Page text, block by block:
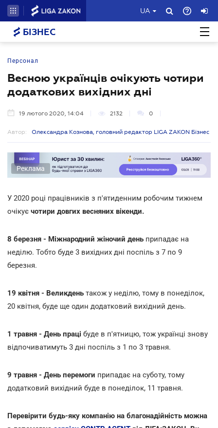
UA
БІЗНЕС
Персонал
Весною українців очікують чотири
додаткових вихідних дні
19 лютого 2020, 14:04 2132 0
Автор: Олександра Кознова, головний редактор LIGA ZAKON Бізнес
Реклама
У 2020 році працівників з п'ятиденним робочим тижнем
очікує чотири довгих весняних вікенди.
8 березня - Міжнародний жіночий день припадає на
неділю. Тобто буде 3 вихідних дні поспіль з 7 по 9
березня.
19 квітня - Великдень також у неділю, тому в понеділок,
20 квітня, буде ще один додатковий вихідний день.
1 травня - День праці буде в п'ятницю, тож українці знову
відпочиватимуть 3 дні поспіль з 1 по 3 травня.
9 травня - День перемоги припадає на суботу, тому
додатковий вихідний буде в понеділок, 11 травня.
Перевірити будь-яку компанію на благонадійність можна